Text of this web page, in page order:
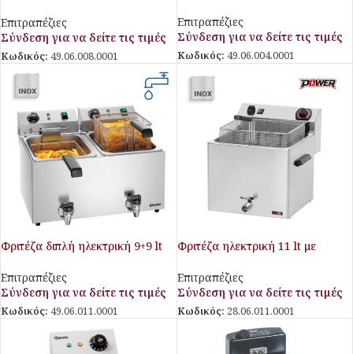
Επιτραπέζιες
Σύνδεση για να δείτε τις τιμές
Κωδικός: 49.06.008.0001
Επιτραπέζιες
Σύνδεση για να δείτε τις τιμές
Κωδικός: 49.06.004.0001
Φριτέζα διπλή ηλεκτρική 9+9 lt
Επιτραπέζιες
Σύνδεση για να δείτε τις τιμές
Κωδικός: 49.06.011.0001
Φριτέζα ηλεκτρική 11 lt με
8.1Kw
Επιτραπέζιες
Σύνδεση για να δείτε τις τιμές
Κωδικός: 28.06.011.0001